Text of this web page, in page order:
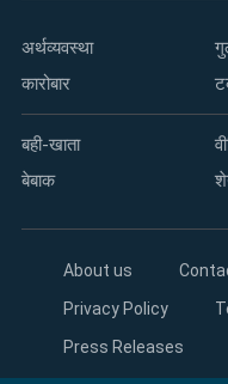
अर्थव्यवस्था
कारोबार
बही-खाता
बेबाक
About us
Privacy Policy
Press Releases